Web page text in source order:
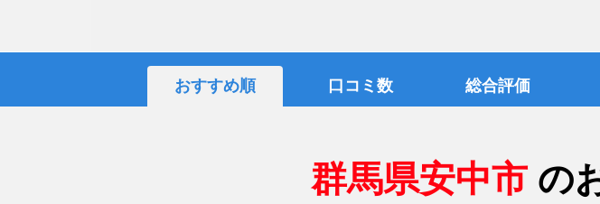
おすすめ順 口コミ数 総合評価
群馬県安中市 の